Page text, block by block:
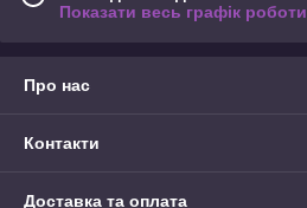
Показати весь графік роботи
Про нас
Контакти
Доставка та оплата